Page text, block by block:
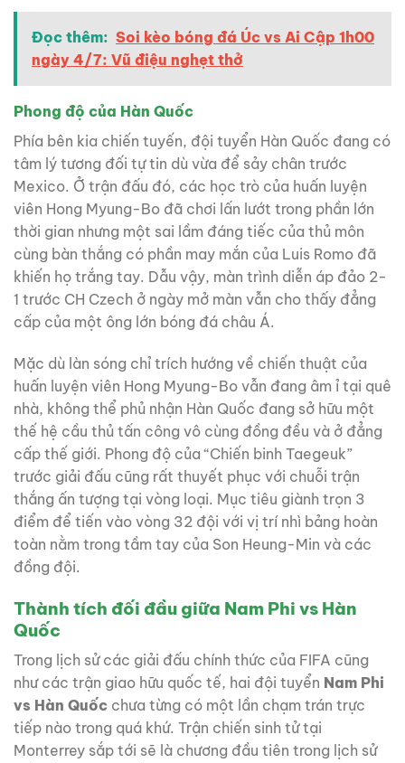
Đọc thêm: Soi kèo bóng đá Úc vs Ai Cập 1h00
ngày 4/7: Vũ điệu nghẹt thở
Phong độ của Hàn Quốc
Phía bên kia chiến tuyến, đội tuyển Hàn Quốc đang có
tâm lý tương đối tự tin dù vừa để sảy chân trước
Mexico. Ở trận đấu đó, các học trò của huấn luyện
viên Hong Myung-Bo đã chơi lấn lướt trong phần lớn
thời gian nhưng một sai lầm đáng tiếc của thủ môn
cùng bàn thắng có phần may mắn của Luis Romo đã
khiến họ trắng tay. Dẫu vậy, màn trình diễn áp đảo 2-
1 trước CH Czech ở ngày mở màn vẫn cho thấy đẳng
cấp của một ông lớn bóng đá châu Á.
Mặc dù làn sóng chỉ trích hướng về chiến thuật của
huấn luyện viên Hong Myung-Bo vẫn đang âm ỉ tại quê
nhà, không thể phủ nhận Hàn Quốc đang sở hữu một
thế hệ cầu thủ tấn công vô cùng đồng đều và ở đẳng
cấp thế giới. Phong độ của “Chiến binh Taegeuk”
trước giải đấu cũng rất thuyết phục với chuỗi trận
thắng ấn tượng tại vòng loại. Mục tiêu giành trọn 3
điểm để tiến vào vòng 32 đội với vị trí nhì bảng hoàn
toàn nằm trong tầm tay của Son Heung-Min và các
đồng đội.
Thành tích đối đầu giữa Nam Phi vs Hàn
Quốc
Trong lịch sử các giải đấu chính thức của FIFA cũng
như các trận giao hữu quốc tế, hai đội tuyển Nam Phi
vs Hàn Quốc chưa từng có một lần chạm trán trực
tiếp nào trong quá khứ. Trận chiến sinh tử tại
Monterrey sắp tới sẽ là chương đầu tiên trong lịch sử